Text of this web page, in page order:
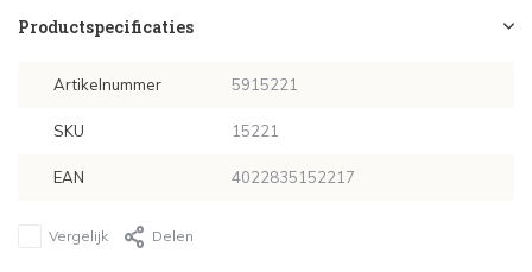
Productspecificaties
Artikelnummer 5915221
SKU 15221
EAN 4022835152217
Vergelijk Delen